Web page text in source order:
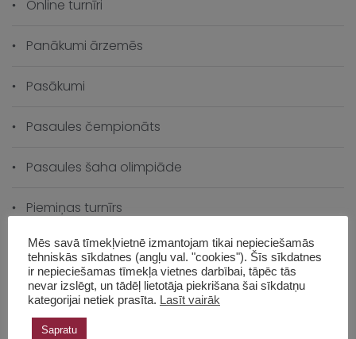
Online turnīri
Panākumi ārzemēs
Pasākumi
Pasaules čempionāts
Pasaules šaha olimpiāde
Piemiņas turnīrs
Šaha vēsture
Šahs izaugsmei
Skolas čempionāts
Mēs savā tīmekļvietnē izmantojam tikai nepieciešamās
tehniskās sīkdatnes (angļu val. "cookies"). Šīs sīkdatnes
ir nepieciešamas tīmekļa vietnes darbībai, tāpēc tās
nevar izslēgt, un tādēļ lietotāja piekrišana šai sīkdatņu
kategorijai netiek prasīta. Lasīt vairāk
Sapratu